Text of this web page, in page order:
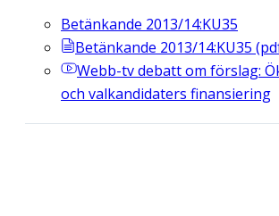
Betänkande 2013/14:KU35
Betänkande 2013/14:KU35 (
Webb-tvdebatt om förslag:
och valkandidaters finansiering